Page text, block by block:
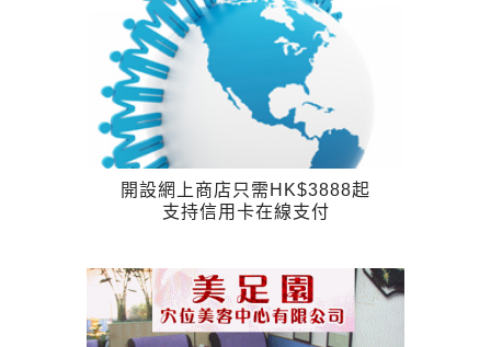
開設網上商店只需HK$3888起
支持信用卡在線支付